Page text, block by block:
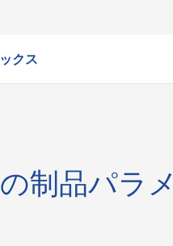
クス
制品パラメ